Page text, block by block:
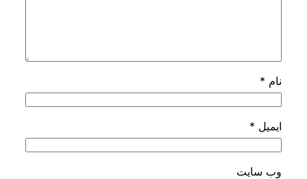
نام*
ایمیل*
وب‌ سایت